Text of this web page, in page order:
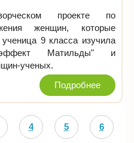
проекте по
женщин, которые
9 класса изучила
Матильды" и
ученых.
Подробнее
4 5 6